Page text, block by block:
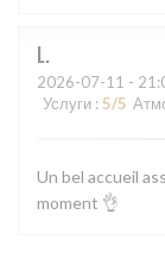
L
2026-07-11 -
Услуги : 5/5
Un bel accueil
moment 👌